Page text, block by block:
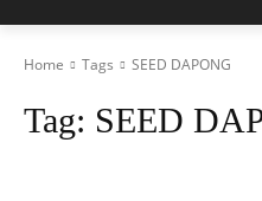
Home Tags SEED DAPONG
Tag: SEED